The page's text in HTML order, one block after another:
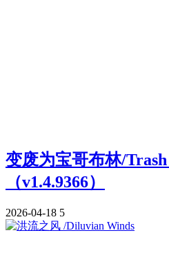
变废为宝哥布林/
（v1.4.9366）
2026-04-18 5